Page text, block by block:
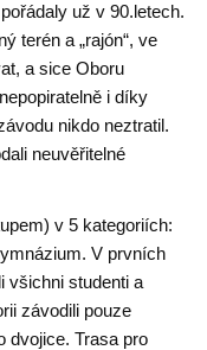
už v 90.letech.
terén a „rajón“, ve
a sice Oboru
i díky
nikdo neztratil.
neuvěřitelné
v 5 kategoriích:
V prvních
všichni studenti a
závodili pouze
dvojice. Trasa pro